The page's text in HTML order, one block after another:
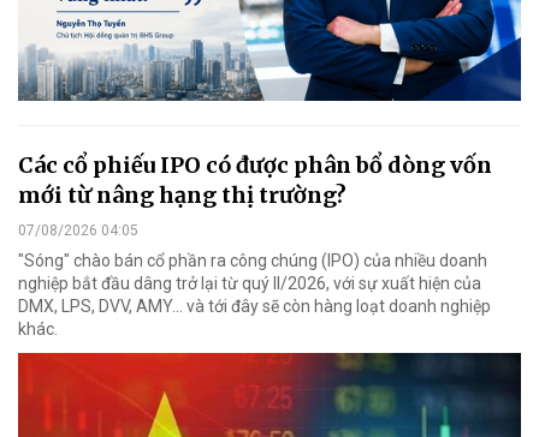
Các cổ phiếu IPO có được phân bổ dòng vốn
mới từ nâng hạng thị trường?
07/08/2026 04:05
"Sóng" chào bán cổ phần ra công chúng (IPO) của nhiều doanh
nghiệp bắt đầu dâng trở lại từ quý II/2026, với sự xuất hiện của
DMX, LPS, DVV, AMY... và tới đây sẽ còn hàng loạt doanh nghiệp
khác.